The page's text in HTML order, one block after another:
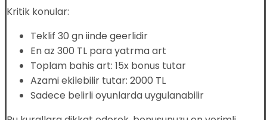
Kritik konular:
Teklif 30 gn iinde geerlidir
En az 300 TL para yatrma art
Toplam bahis art: 15x bonus tutar
Azami ekilebilir tutar: 2000 TL
Sadece belirli oyunlarda uygulanabilir